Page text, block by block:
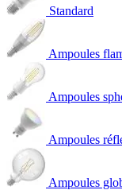
Standard
Ampoules
Ampoules
Ampoules
Ampoules